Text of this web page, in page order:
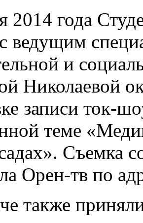
2014 года
ведущим
и
Николаевой
записи ток-
теме
Съемка
Орен-тв по
также